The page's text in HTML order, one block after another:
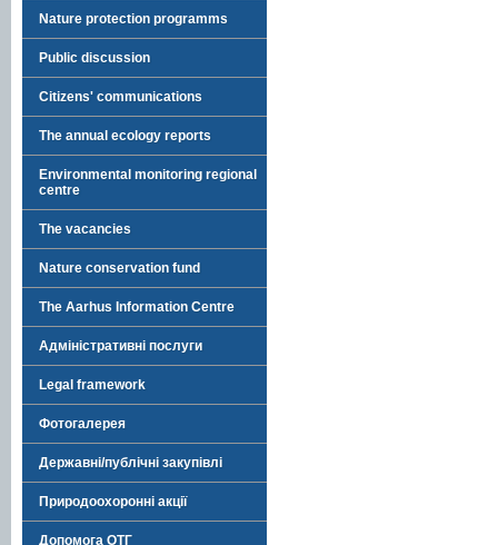
Nature protection programms
Public discussion
Citizens' communications
The annual ecology reports
Environmental monitoring regional
centre
The vacancies
Nature conservation fund
The Aarhus Information Centre
Адміністративні послуги
Legal framework
Фотогалерея
Державні/публічні закупівлі
Природоохоронні акції
Допомога ОТГ